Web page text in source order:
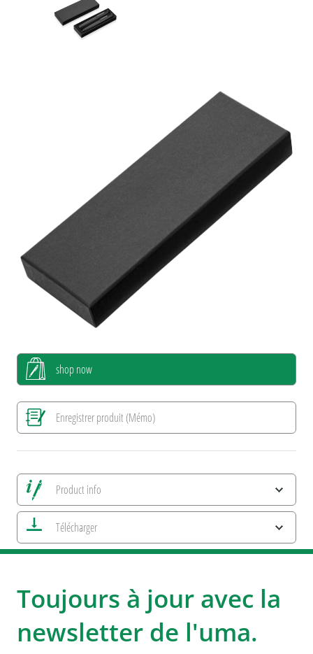
shop now
Enregistrer produit (Mémo)
Product info
Alle Ansichten speichern
Enregistrer image actuelle
Informations d'impression
Télécharger
Caractéristiques ESG et certifications des produits
Toujours à jour avec la
newsletter de l'uma.